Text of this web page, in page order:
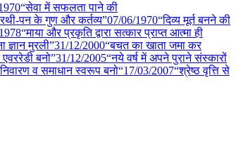
“सेवा में सफलता पाने की
पन के गुण और कर्तव्य”07/06/1970“दिव्य मूर्त बनने की
“माया और प्रकृति द्वारा सत्कार प्राप्त आत्मा ही
ज्ञान मुरली”31/12/2000“बचत का खाता जमा कर
बनो”31/12/2005“नये वर्ष में अपने पुराने संस्कारों
व समाधान स्वरूप बनो“17/03/2007“श्रेष्ठ वृत्ति से